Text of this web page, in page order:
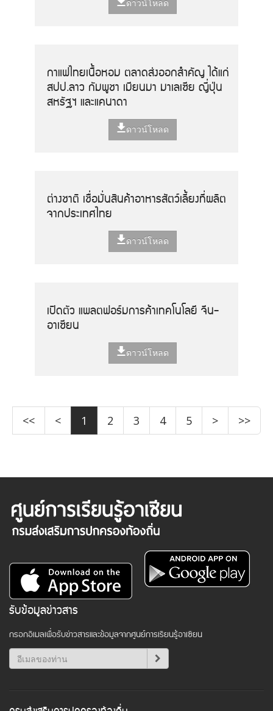
ดาวน์โหลด
กาแฟไทยเนื้อหอม ตลาดส่งออกสำคัญ ได้แก่
สปป.ลาว กัมพูชา เมียนมา มาเลเซีย ญี่ปุ่น
สหรัฐฯ และแคนาดา
ดาวน์โหลด
ต่างชาติ เชื่อมั่นสินค้าอาหารสัตว์เลี้ยงที่ผลิต
จากประเทศไทย
ดาวน์โหลด
เปิดตัว แพลตฟอร์มการค้าเทคโนโลยี จีน-
อาเซียน
ดาวน์โหลด
<< < 1 2 3 4 5 > >>
รับข้อมูลข่าวสาร
กรอกอีเมลเพื่อรับข่าวสารและข้อมูลจากศูนย์การเรียนรู้อาเซียน